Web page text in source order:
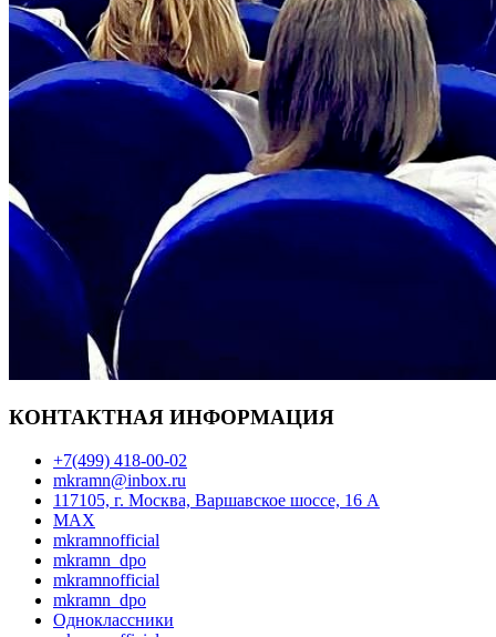
КОНТАКТНАЯ ИНФОРМАЦИЯ
+7(499) 418-00-02
mkramn@inbox.ru
117105, г. Москва, Варшавское шоссе, 16 А
MAX
mkramnofficial
mkramn_dpo
mkramnofficial
mkramn_dpo
Одноклассники